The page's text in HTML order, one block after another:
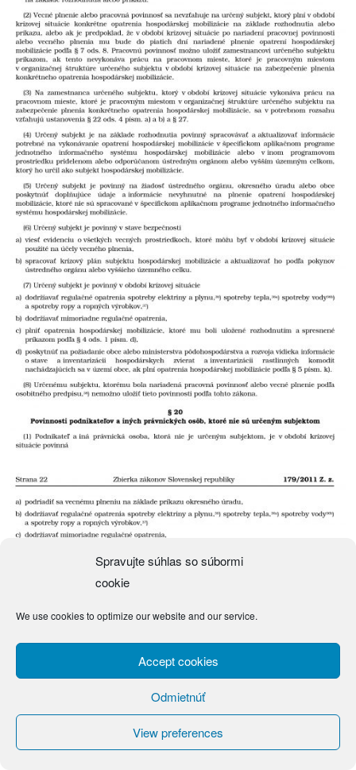
Spravujte súhlas so súbormi
cookie
We use cookies to optimize our website and our service.
Accept cookies
Odmietnúť
View preferences